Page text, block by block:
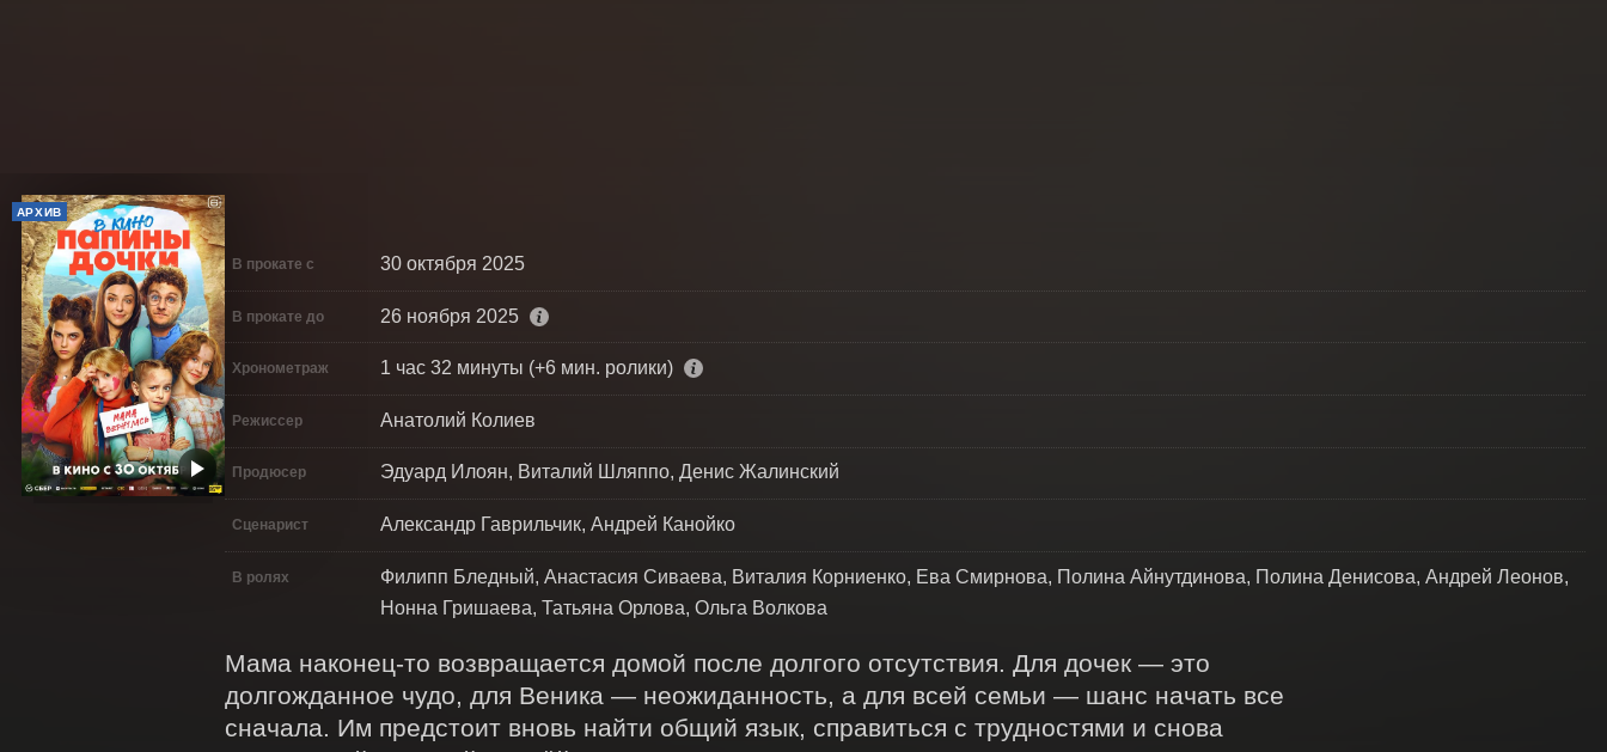
АРХИВ
В прокате с 30 октября 2025
В прокате до 26 ноября 2025
Хронометраж 1 час 32 минуты (+6 мин. ролики)
Режиссер Анатолий Колиев
Продюсер Эдуард Илоян, Виталий Шляппо, Денис Жалинский
Сценарист Александр Гаврильчик, Андрей Канойко
В ролях
Филипп Бледный, Анастасия Сиваева, Виталия Корниенко, Ева Смирнова, Полина Айнутдинова, Полина Денисова, Андрей Леонов,
Нонна Гришаева, Татьяна Орлова, Ольга Волкова
Мама наконец-то возвращается домой после долгого отсутствия. Для дочек — это
долгожданное чудо, для Веника — неожиданность, а для всей семьи — шанс начать все
сначала. Им предстоит вновь найти общий язык, справиться с трудностями и снова